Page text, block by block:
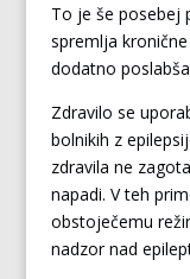
To je še posebej
spremlja
dodatno
Zdravilo se
bolnikih z
zdravila ne
napadi. V teh
obstoječemu
nadzor nad